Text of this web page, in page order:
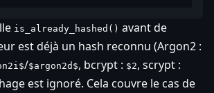
is_already_hashed() avant de
est déjà un hash reconnu (Argon2 :
/$argon2d$, bcrypt : $2, scrypt :
est ignoré. Cela couvre le cas de